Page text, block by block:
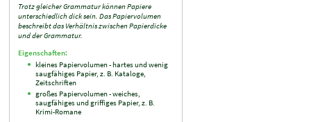
Trotz gleicher Grammatur können Papiere
unterschiedlich dick sein. Das Papiervolumen
beschreibt das Verhältnis zwischen Papierdicke
und der Grammatur.
Eigenschaften:
kleines Papiervolumen - hartes und wenig
saugfähiges Papier, z. B. Kataloge,
Zeitschriften
großes Papiervolumen - weiches,
saugfähiges und griffiges Papier, z. B.
Krimi-Romane